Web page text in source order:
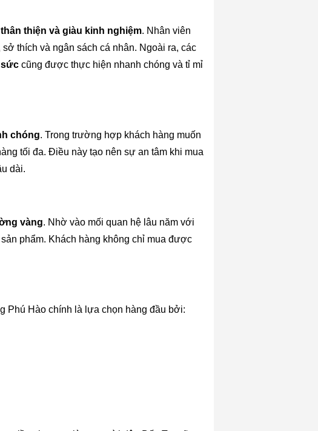
thiện và giàu kinh nghiệm. Nhân viên
thích và ngân sách cá nhân. Ngoài ra, các
sức cũng được thực hiện nhanh chóng và tỉ mỉ
chóng. Trong trường hợp khách hàng muốn
tối đa. Điều này tạo nên sự an tâm khi mua
dài.
vàng. Nhờ vào mối quan hệ lâu năm với
phẩm. Khách hàng không chỉ mua được
Phú Hào chính là lựa chọn hàng đầu bởi: